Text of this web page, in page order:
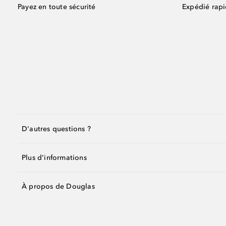
Payez en toute sécurité Expédié
D'autres questions ?
Plus d'informations
À propos de Douglas